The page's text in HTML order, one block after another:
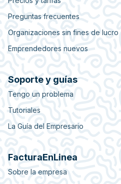
Preguntas frecuentes
Organizaciones sin fines de lucro
Emprendedores nuevos
Soporte y guías
Tengo un problema
Tutoriales
La Guía del Empresario
FacturaEnLinea
Sobre la empresa